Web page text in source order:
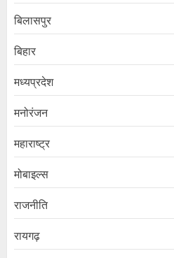
बिलासपुर
बिहार
मध्यप्रदेश
मनोरंजन
महाराष्ट्र
मोबाइल्स
राजनीति
रायगढ़